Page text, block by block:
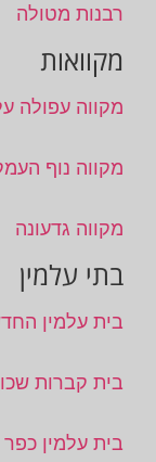
רבנות מטולה
מקוואות
מקווה עפולה
מקווה נוף
מקווה גדעונה
בתי עלמין
בית עלמין
בית קברות
בית עלמין כפר